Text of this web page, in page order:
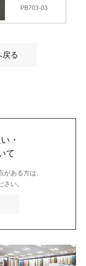
PB703-03
戻る
・
て
ある方は、
い。